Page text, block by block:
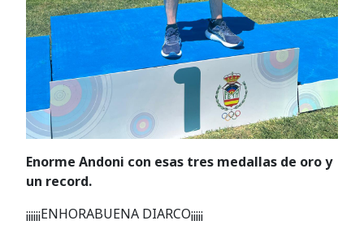
Enorme Andoni con esas tres medallas de oro y
un record.
¡¡¡¡¡¡ENHORABUENA DIARCO¡¡¡¡¡